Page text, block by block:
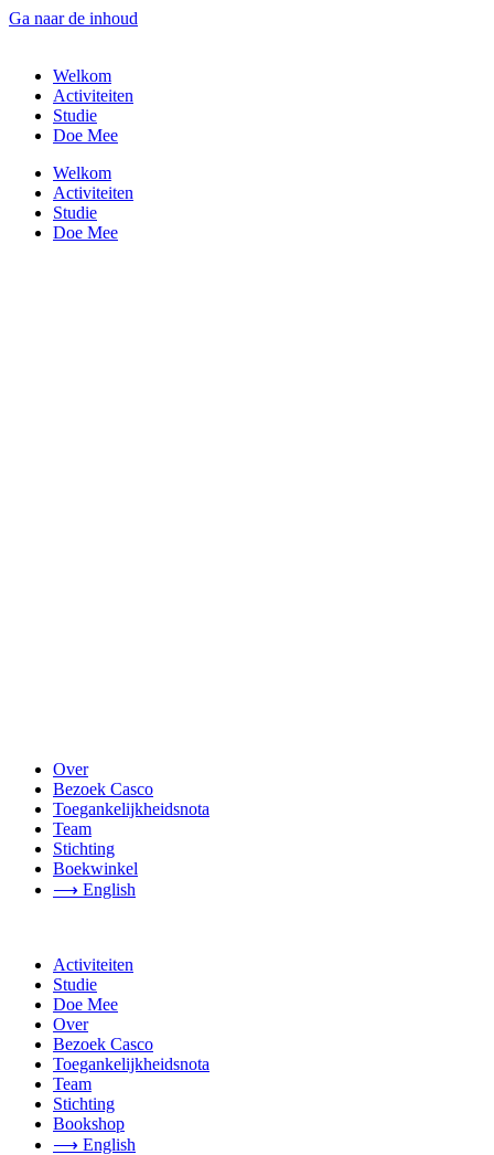
Ga naar de inhoud
Welkom
Activiteiten
Studie
Doe Mee
Welkom
Activiteiten
Studie
Doe Mee
Over
Bezoek Casco
Toegankelijkheidsnota
Team
Stichting
Boekwinkel
⟶ English
Activiteiten
Studie
Doe Mee
Over
Bezoek Casco
Toegankelijkheidsnota
Team
Stichting
Bookshop
⟶ English